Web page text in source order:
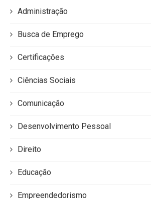
Administração
Busca de Emprego
Certificações
Ciências Sociais
Comunicação
Desenvolvimento Pessoal
Direito
Educação
Empreendedorismo